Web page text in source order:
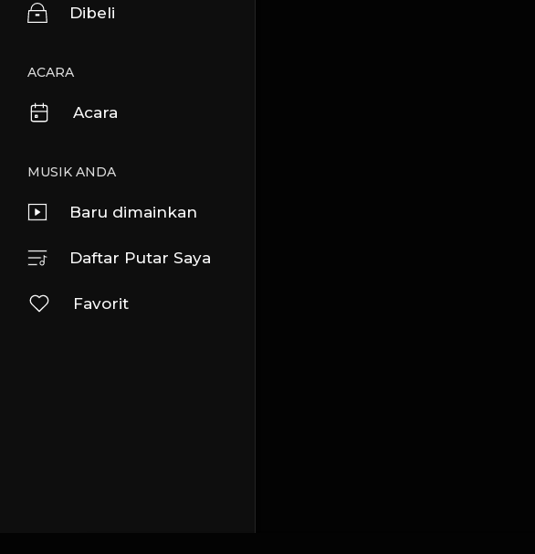
Dibeli
ACARA
Acara
MUSIK ANDA
Baru dimainkan
Daftar Putar Saya
Favorit